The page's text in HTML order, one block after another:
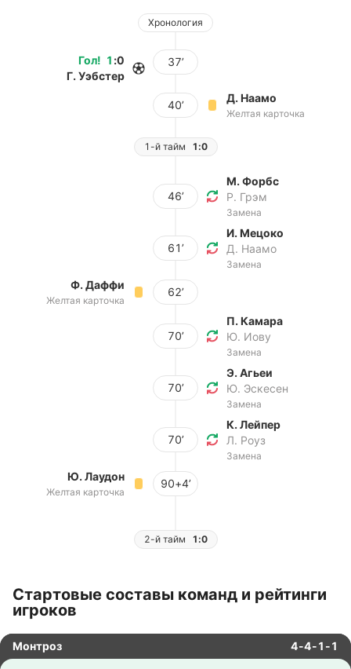
Хронология
Гол! 1 :0
Г. Уэбстер
37’
40’
Д. Наамо
Желтая карточка
1-й тайм 1:0
46’
М. Форбс
Р. Грэм
Замена
61’
И. Мецоко
Д. Наамо
Замена
Ф. Даффи
Желтая карточка
62’
70’
П. Камара
Ю. Иову
Замена
70’
Э. Агьеи
Ю. Эскесен
Замена
70’
К. Лейпер
Л. Роуз
Замена
Ю. Лаудон
Желтая карточка
90+4’
2-й тайм 1:0
Стартовые составы команд и рейтинги
игроков
Монтроз 4-4-1-1